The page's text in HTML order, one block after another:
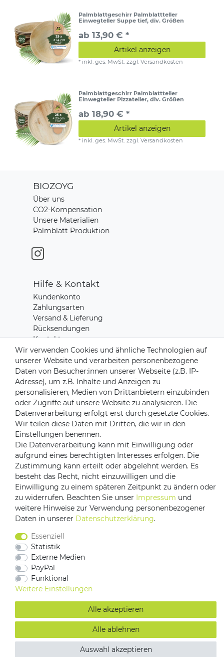
Palmblattgeschirr Palmblattteller
Einwegteller Suppe tief, div. Größen
ab 13,90 € *
Artikel anzeigen
* inkl. ges. MwSt. zzgl.Versandkosten
Palmblattgeschirr Palmblattteller
Einwegteller Pizzateller, div. Größen
ab 18,90 € *
Artikel anzeigen
* inkl. ges. MwSt. zzgl.Versandkosten
BIOZOYG
Über uns
CO2-Kompensation
Unsere Materialien
Palmblatt Produktion
Hilfe & Kontakt
Kundenkonto
Zahlungsarten
Versand & Lieferung
Rücksendungen
Kontakt zu uns
Zahlungsanbieter
Versandpartner
Impressum Daten­schutz­erklärung
AGB
Vertrag widerrufen
Wir verwenden Cookies und ähnliche Technologien auf
unserer Website und verarbeiten personenbezogene
Daten von Besucher:innen unserer Webseite (z.B. IP-
Adresse), um z.B. Inhalte und Anzeigen zu
personalisieren, Medien von Drittanbietern einzubinden
oder Zugriffe auf unsere Website zu analysieren. Die
Datenverarbeitung erfolgt erst durch gesetzte Cookies.
Wir teilen diese Daten mit Dritten, die wir in den
Einstellungen benennen.
Die Datenverarbeitung kann mit Einwilligung oder
aufgrund eines berechtigten Interesses erfolgen. Die
Zustimmung kann erteilt oder abgelehnt werden. Es
besteht das Recht, nicht einzuwilligen und die
Einwilligung zu einem späteren Zeitpunkt zu ändern oder
zu widerrufen. Beachten Sie unser Impressum und
weitere Hinweise zur Verwendung personenbezogener
Daten in unserer Daten­schutz­erklärung.
Essenziell
Statistik
Externe Medien
PayPal
Funktional
Weitere Einstellungen
Alle akzeptieren
Alle ablehnen
Auswahl akzeptieren